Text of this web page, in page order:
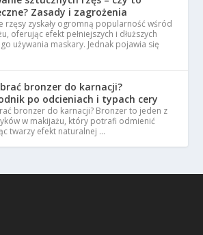
Zasady i zagrożenia
rzęsy zyskały ogromną popularność wśród
oferując efekt pełniejszych i dłuższych
używania maskary. Jednak pojawia się
bronzer do karnacji?
po odcieniach i typach cery
bronzer do karnacji? Bronzer to jeden z
w makijażu, który potrafi odmienić
twarzy efekt naturalnej …